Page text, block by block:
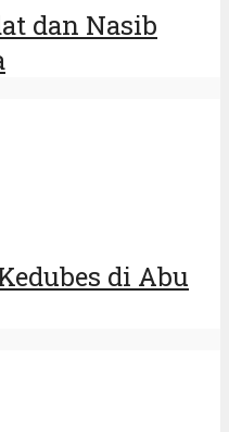
dan Nasib
di Abu